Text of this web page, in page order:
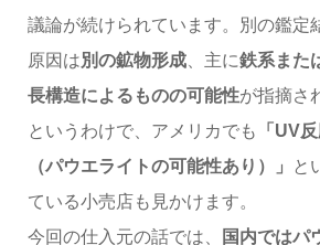
議論が続けられています。別の鑑定
原因は別の鉱物形成、主に鉄系また
長構造によるものの可能性が指摘さ
というわけで、アメリカでも
「UV
（パウエライトの可能性あり）」
と
ている小売店も見かけます。
今回の仕入元の話では、
国内ではパ